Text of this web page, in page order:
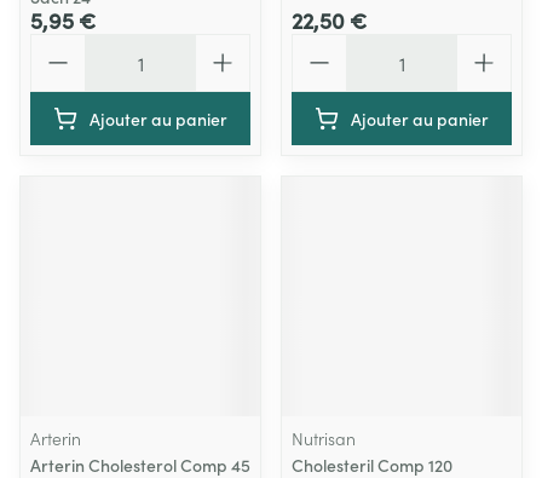
5,95 €
Ajouter au panier
22,50 €
Ajouter au panier
Arterin
Arterin Cholesterol Comp 45
Nutrisan
Cholesteril Comp 120